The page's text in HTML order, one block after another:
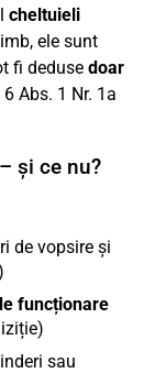
cheltuieli
ele sunt
fi deduse doar
Abs. 1 Nr. 1a
și ce nu?
de vopsire și
funcționare
sau